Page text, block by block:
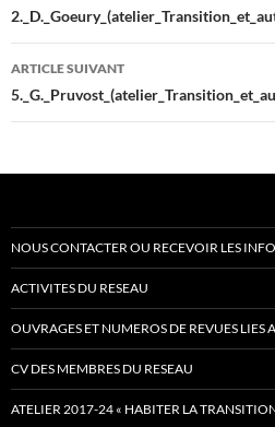
des
articles
ARTICLE SUIVANT
NOUS CONTACTER OU RECEVOIR LES
ACTIVITES DU RESEAU
OUVRAGES ET NUMEROS DE REVUES LIES
CV DES MEMBRES DU RESEAU
ATELIER 2017-24 « HABITER LA